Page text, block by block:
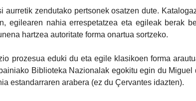
zendutako pertsonek osatzen dute.
egilearen nahia errespetatzea eta egileak berak
hartzea autoritate forma onartua sortzeko.
prozesua eduki du eta egile klasikoen forma
Biblioteka Nazionalak egokitu egin du Miguel
estandarraren arabera (ez du Çervantes idazten).